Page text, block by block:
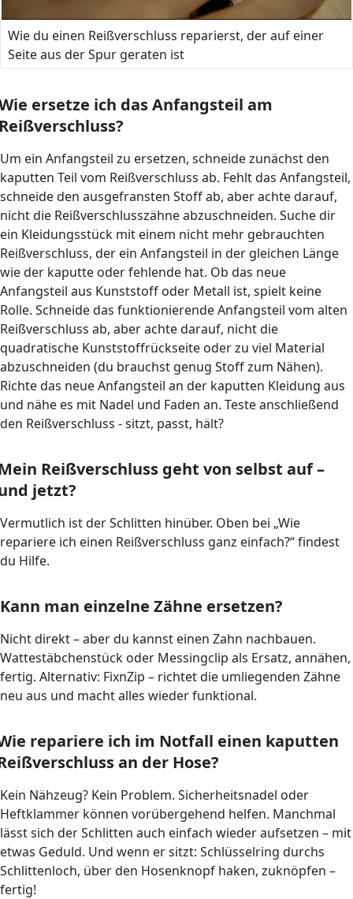
Wie du einen Reißverschluss reparierst, der auf einer
Seite aus der Spur geraten ist
ersetze ich das Anfangsteil am
Um ein Anfangsteil zu ersetzen, schneide zunächst den
kaputten Teil vom Reißverschluss ab. Fehlt das Anfangsteil,
schneide den ausgefransten Stoff ab, aber achte darauf,
nicht die Reißverschlusszähne abzuschneiden. Suche dir
ein Kleidungsstück mit einem nicht mehr gebrauchten
Reißverschluss, der ein Anfangsteil in der gleichen Länge
wie der kaputte oder fehlende hat. Ob das neue
Anfangsteil aus Kunststoff oder Metall ist, spielt keine
Rolle. Schneide das funktionierende Anfangsteil vom alten
Reißverschluss ab, aber achte darauf, nicht die
quadratische Kunststoffrückseite oder zu viel Material
abzuschneiden (du brauchst genug Stoff zum Nähen).
Richte das neue Anfangsteil an der kaputten Kleidung aus
und nähe es mit Nadel und Faden an. Teste anschließend
den Reißverschluss - sitzt, passt, hält?
Reißverschluss geht von selbst auf –
jetzt?
Vermutlich ist der Schlitten hinüber. Oben bei „Wie
repariere ich einen Reißverschluss ganz einfach?“ findest
du Hilfe.
Kann man einzelne Zähne ersetzen?
Nicht direkt – aber du kannst einen Zahn nachbauen.
Wattestäbchenstück oder Messingclip als Ersatz, annähen,
fertig. Alternativ: FixnZip – richtet die umliegenden Zähne
neu aus und macht alles wieder funktional.
repariere ich im Notfall einen kaputten
an der Hose?
Kein Nähzeug? Kein Problem. Sicherheitsnadel oder
Heftklammer können vorübergehend helfen. Manchmal
lässt sich der Schlitten auch einfach wieder aufsetzen – mit
etwas Geduld. Und wenn er sitzt: Schlüsselring durchs
Schlittenloch, über den Hosenknopf haken, zuknöpfen –
fertig!